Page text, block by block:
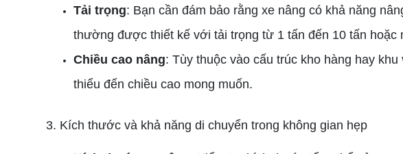
Tải trọng: Bạn cần đám bảo rằng xe nâng có khả năng
thường được thiết kế với tải trọng từ 1 tấn đến 10 tấn hoặc
Chiều cao nâng: Tùy thuộc vào cấu trúc kho hàng hay
thiểu đến chiều cao mong muốn.
3. Kích thước và khả năng di chuyển trong không gian hẹp